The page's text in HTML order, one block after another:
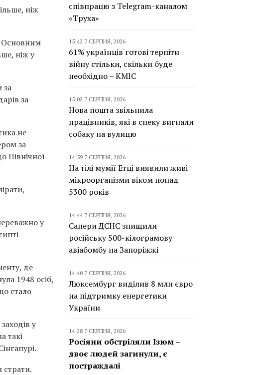
ніж
Основним
ніж у
за
за
не
за
Північної
,
у
де
1948 осіб,
стало
у
такі
страти.
співпрацю з Telegram-каналом
«Труха»
15:42 7 СЕРПНЯ, 2026
61% українців готові терпіти
війну стільки, скільки буде
необхідно – КМІС
15:02 7 СЕРПНЯ, 2026
Нова пошта звільнила
працівників, які в спеку вигнали
собаку на вулицю
14:59 7 СЕРПНЯ, 2026
На тілі мумії Етці виявили живі
мікроорганізми віком понад
5300 років
14:44 7 СЕРПНЯ, 2026
Сапери ДСНС знищили
російську 500-кілограмову
авіабомбу на Запоріжжі
14:40 7 СЕРПНЯ, 2026
Люксембург виділив 8 млн євро
на підтримку енергетики
України
14:28 7 СЕРПНЯ, 2026
Росіяни обстріляли Ізюм –
двоє людей загинули, є
постраждалі